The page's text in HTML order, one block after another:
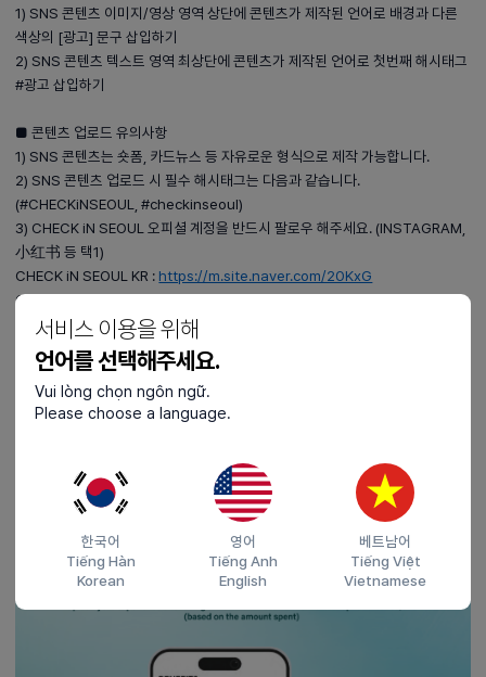
서비스 이용을 위해
언어를 선택해주세요.
Vui lòng chọn ngôn ngữ.
Please choose a language.
한국어
Tiếng Hàn
Korean
영어
Tiếng Anh
English
베트남어
Tiếng Việt
Vietnamese
1) SNS 콘텐츠 이미지/영상 영역 상단에 콘텐츠가 제작된 언어로 배경과 다른
색상의 [광고] 문구 삽입하기
2) SNS 콘텐츠 텍스트 영역 최상단에 콘텐츠가 제작된 언어로 첫번째 해시태그
#광고 삽입하기
■ 콘텐츠 업로드 유의사항
1) SNS 콘텐츠는 숏폼, 카드뉴스 등 자유로운 형식으로 제작 가능합니다.
2) SNS 콘텐츠 업로드 시 필수 해시태그는 다음과 같습니다.
(#CHECKiNSEOUL, #checkinseoul)
3) CHECK iN SEOUL 오피셜 계정을 반드시 팔로우 해주세요. (INSTAGRAM,
小红书 등 택1)
CHECK iN SEOUL KR : https://m.site.naver.com/20KxG
CHECK iN SEOUL JP :https://m.site.naver.com/20Kxa
CHECK iN SEOUL CN ： https://m.site.naver.com/20Kx3
■ 문의처
cispartners@lottecard.co.kr